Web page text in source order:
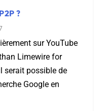
?
sur YouTube
Limewire for
serait possible de
Google en